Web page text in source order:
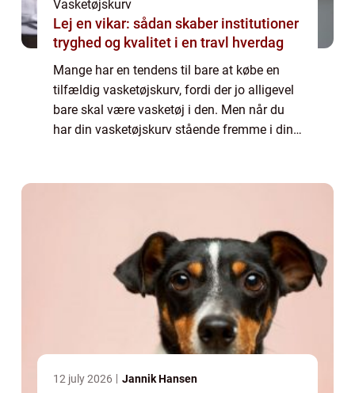
Vasketøjskurv
Lej en vikar: sådan skaber institutioner
tryghed og kvalitet i en travl hverdag
Mange har en tendens til bare at købe en
tilfældig vasketøjskurv, fordi der jo alligevel
bare skal være vasketøj i den. Men når du
har din vasketøjskurv stående fremme i din
12 july 2026 Jannik Hansen